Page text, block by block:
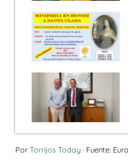
Por Torrijos Today · Fuente: